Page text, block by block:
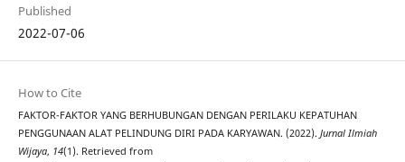
Published
2022-07-06
How to Cite
FAKTOR-FAKTOR YANG BERHUBUNGAN DENGAN PERILAKU KEPATUHAN
PENGGUNAAN ALAT PELINDUNG DIRI PADA KARYAWAN. (2022). Jurnal Ilmiah
Wijaya, 14(1). Retrieved from